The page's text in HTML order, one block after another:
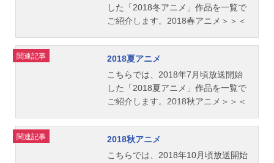
した「2018冬アニメ」作品を一覧で
ご紹介します。2018春アニメ＞＞＜
関連記事
2018夏アニメ
こちらでは、2018年7月頃放送開始
した「2018夏アニメ」作品を一覧で
ご紹介します。2018秋アニメ＞＞＜
関連記事
2018秋アニメ
こちらでは、2018年10月頃放送開始